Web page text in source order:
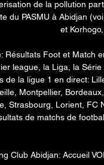
de la pollution
du PASMU à Abidjan
et
Résultats Foot et Match
league, la Liga, la
de la ligue 1 en direct:
Montpellier,
Strasbourg, Lorient, FC
de matchs de
Club Abidjan: Accueil